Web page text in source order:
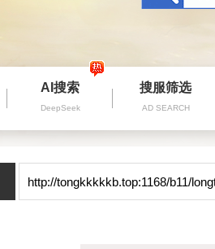
AI搜索
DeepSeek
搜服筛选
AD SEARCH